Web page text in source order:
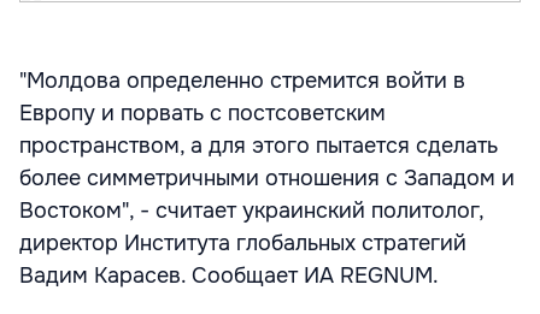
"Молдова определенно стремится войти в
Европу и порвать с постсоветским
пространством, а для этого пытается сделать
более симметричными отношения с Западом и
Востоком", - считает украинский политолог,
директор Института глобальных стратегий
Вадим Карасев. Сообщает ИА REGNUM.